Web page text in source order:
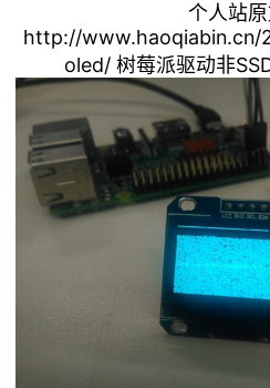
个人站原
http://www.haoqiabin.cn/
oled/树莓派驱动非